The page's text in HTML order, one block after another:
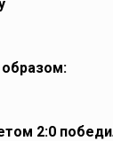
образом:
2:0